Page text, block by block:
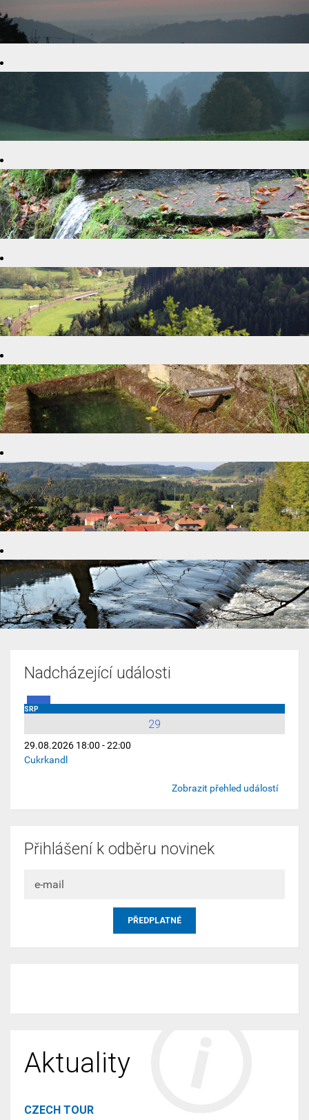
Nadcházející události
SRP
29
29.08.2026 18:00 - 22:00
Cukrkandl
Zobrazit přehled událostí
Přihlášení k odběru novinek
Aktuality
CZECH TOUR